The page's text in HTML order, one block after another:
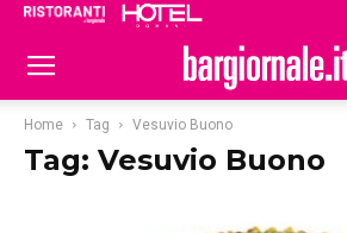
Home Tag Vesuvio Buono
Tag: Vesuvio Buono